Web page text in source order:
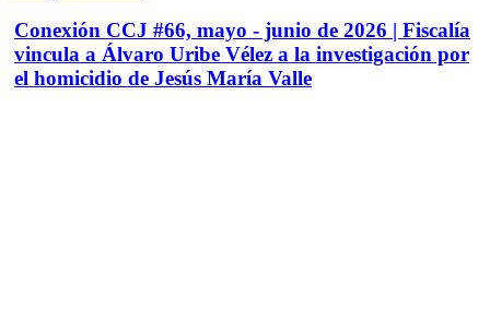
Conexión CCJ #66, mayo - junio de 2026 | Fiscalía
vincula a Álvaro Uribe Vélez a la investigación por
el homicidio de Jesús María Valle